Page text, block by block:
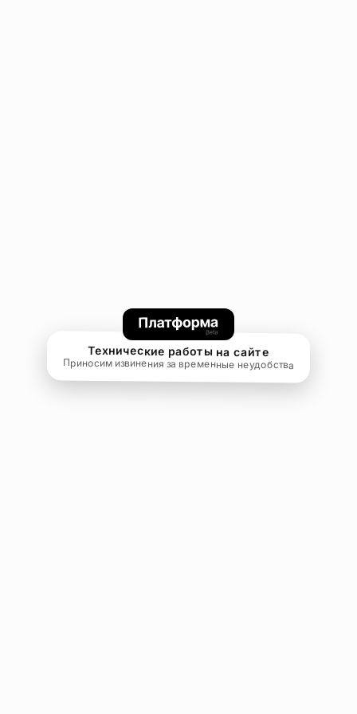
Технические работы на сайте
Приносим извинения за временные неудобства